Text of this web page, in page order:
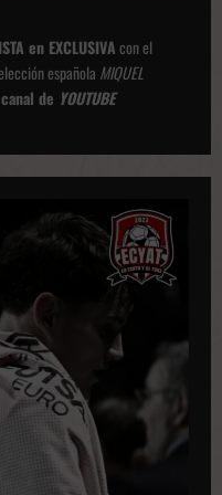
en EXCLUSIVAcon el
española MIQUEL
de YOUTUBE